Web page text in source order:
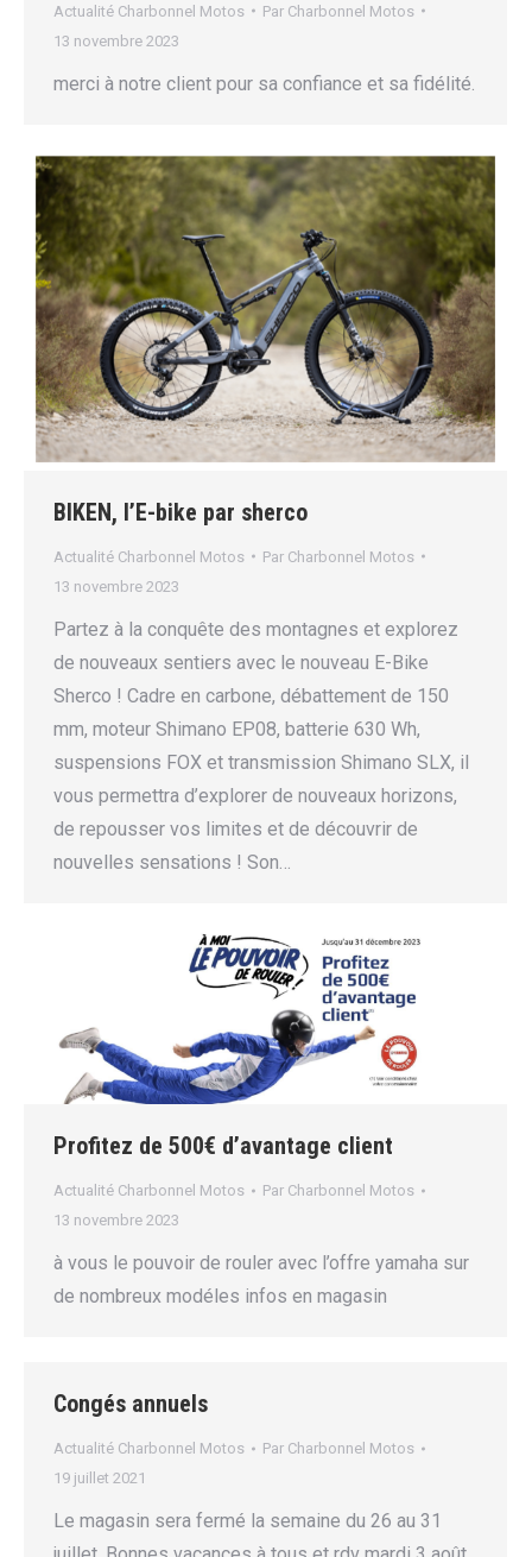
Actualité Charbonnel Motos Par Charbonnel Motos
13 novembre 2023
merci à notre client pour sa confiance et sa fidélité.
BIKEN, l’E-bike par sherco
Actualité Charbonnel Motos Par Charbonnel Motos
13 novembre 2023
Partez à la conquête des montagnes et explorez
de nouveaux sentiers avec le nouveau E-Bike
Sherco ! Cadre en carbone, débattement de 150
mm, moteur Shimano EP08, batterie 630 Wh,
suspensions FOX et transmission Shimano SLX, il
vous permettra d’explorer de nouveaux horizons,
de repousser vos limites et de découvrir de
nouvelles sensations ! Son…
Profitez de 500€ d’avantage client
Actualité Charbonnel Motos Par Charbonnel Motos
13 novembre 2023
à vous le pouvoir de rouler avec l’offre yamaha sur
de nombreux modéles infos en magasin
Congés annuels
Actualité Charbonnel Motos Par Charbonnel Motos
19 juillet 2021
Le magasin sera fermé la semaine du 26 au 31